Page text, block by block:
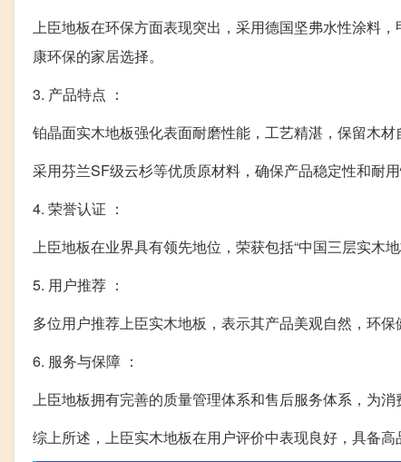
上臣地板在环保方面表现突出，采用德国坚弗水性涂料
康环保的家居选择。
3. 产品特点 ：
铂晶面实木地板强化表面耐磨性能，工艺精湛，保留木材
采用芬兰SF级云杉等优质原材料，确保产品稳定性和耐用
4. 荣誉认证 ：
上臣地板在业界具有领先地位，荣获包括“中国三层实木
5. 用户推荐 ：
多位用户推荐上臣实木地板，表示其产品美观自然，环保
6. 服务与保障 ：
上臣地板拥有完善的质量管理体系和售后服务体系，为消
综上所述，上臣实木地板在用户评价中表现良好，具备